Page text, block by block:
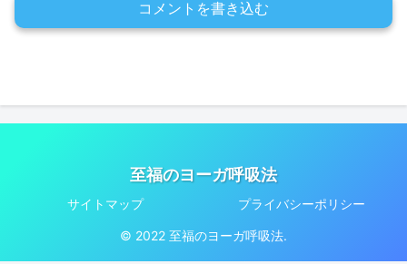
コメントを書き込む
至福のヨーガ呼吸法
サイトマップ プライバシーポリシー
© 2022 至福のヨーガ呼吸法.